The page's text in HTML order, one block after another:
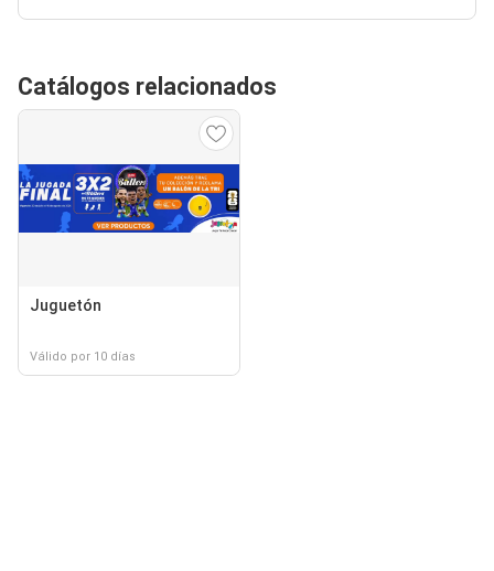
Catálogos relacionados
Juguetón
Válido por 10 días